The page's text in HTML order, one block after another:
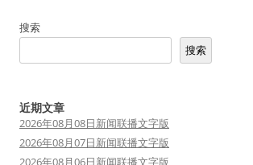
搜索
搜索
近期文章
2026年08月08日新闻联播文字版
2026年08月07日新闻联播文字版
2026年08月06日新闻联播文字版